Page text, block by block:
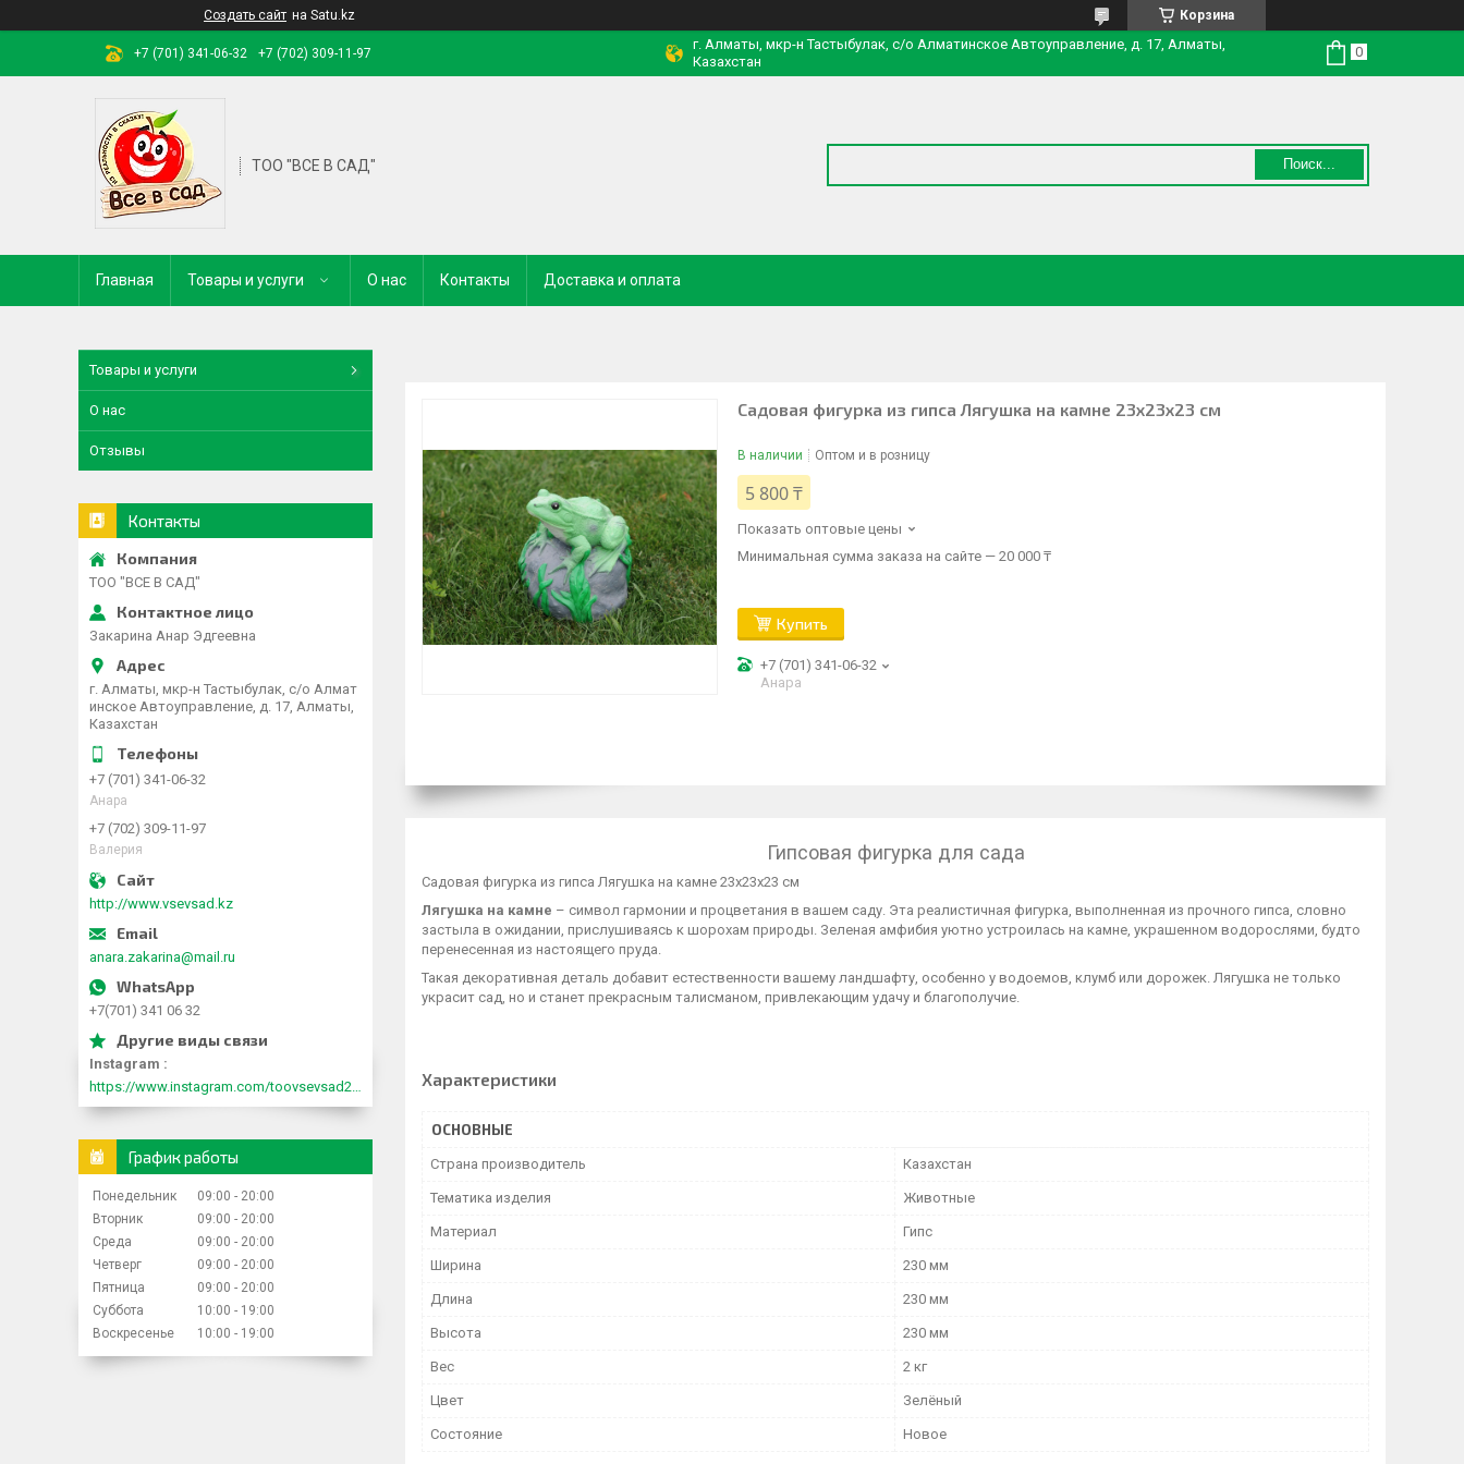
Создать сайт на Satu.kz Корзина
+7 (701) 341-06-32 +7 (702) 309-11-97
г. Алматы, мкр-н Тастыбулак, с/о Алматинское Автоуправление, д. 17, Алматы,
Казахстан
ТОО "ВСЕ В САД" Поиск...
Главная Товары и услуги О нас Контакты Доставка и оплата
Садовая фигурка из гипса Лягушка на камне 23х23х23 см
В наличии Оптом и в розницу
5 800 ₸
Показать оптовые цены
Минимальная сумма заказа на сайте — 20 000 ₸
Купить
+7 (701) 341-06-32
Анара
Гипсовая фигурка для сада
Садовая фигурка из гипса Лягушка на камне 23х23х23 см
Лягушка на камне – символ гармонии и процветания в вашем саду. Эта реалистичная фигурка, выполненная из прочного гипса, словно
застыла в ожидании, прислушиваясь к шорохам природы. Зеленая амфибия уютно устроилась на камне, украшенном водорослями, будто
перенесенная из настоящего пруда.
Такая декоративная деталь добавит естественности вашему ландшафту, особенно у водоемов, клумб или дорожек. Лягушка не только
украсит сад, но и станет прекрасным талисманом, привлекающим удачу и благополучие.
Характеристики
ОСНОВНЫЕ
Страна производитель Казахстан
Тематика изделия Животные
Материал Гипс
Ширина 230 мм
Длина 230 мм
Высота 230 мм
Вес 2 кг
Цвет Зелёный
Состояние Новое
Товары и услуги
О нас
Отзывы
Контакты
ТОО "ВСЕ В САД"
Закарина Анар Эдгеевна
г. Алматы, мкр-н Тастыбулак, с/о Алмат
инское Автоуправление, д. 17, Алматы,
Казахстан
+7 (701) 341-06-32
Анара
+7 (702) 309-11-97
Валерия
http://www.vsevsad.kz
anara.zakarina@mail.ru
+7(701) 341 06 32
Instagram
https://www.instagram.com/toovsevsad2015/
График работы
Понедельник 09:00
20:00
Вторник
09:00
20:00
Среда
09:00
20:00
Четверг
09:00
20:00
Пятница
09:00
20:00
Суббота
10:00
19:00
Воскресенье
10:00 19:00